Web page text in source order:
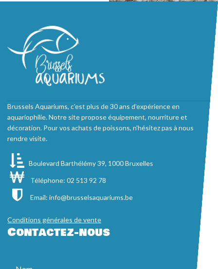
Brussels Aquariums, c'est plus de 30 ans d'expérience en
aquariophilie. Notre site propose équipement, nourriture et
décoration. Pour vos achats de poissons, n'hésitez pas à nous
rendre visite.
Boulevard Barthélémy 39, 1000 Bruxelles
Téléphone: 02 513 92 78
Email: info@brusselsaquariums.be
Conditions générales de vente
Contactez-nous